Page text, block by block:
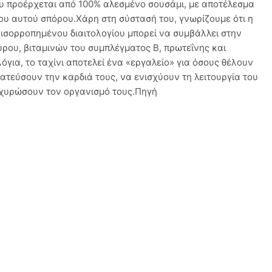
προέρχεται από 100% αλεσμένο σουσάμι, με αποτέλεσμα
αυτού σπόρου.Χάρη στη σύστασή του, γνωρίζουμε ότι η
διαιτολογίου μπορεί να συμβάλλει στην
βιταμινών του συμπλέγματος Β, πρωτεΐνης και
το ταχίνι αποτελεί ένα «εργαλείο» για όσους θέλουν
την καρδιά τους, να ενισχύουν τη λειτουργία του
τον οργανισμό τους.Πηγή